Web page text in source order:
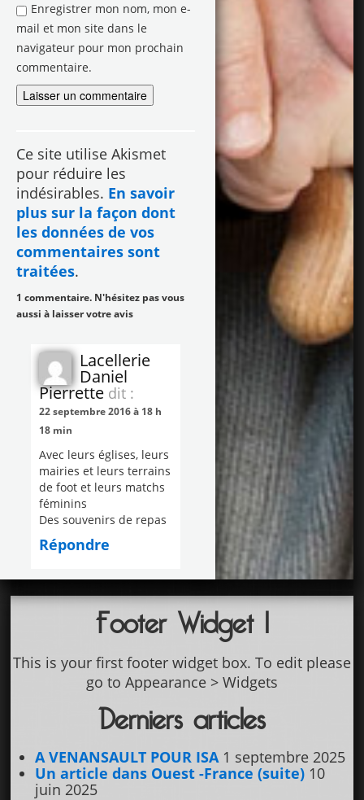
Enregistrer mon nom, mon e-
mail et mon site dans le
navigateur pour mon prochain
commentaire.
Ce site utilise Akismet
pour réduire les
indésirables. En savoir
plus sur la façon dont
les données de vos
commentaires sont
traitées.
1 commentaire. N'hésitez pas vous
aussi à laisser votre avis
Lacellerie
Daniel
Pierrette dit :
22 septembre 2016 à 18 h
18 min
Avec leurs églises, leurs
mairies et leurs terrains
de foot et leurs matchs
féminins
Des souvenirs de repas
Répondre
Footer Widget 1
This is your first footer widget box. To edit please
go to Appearance > Widgets
Derniers articles
A VENANSAULT POUR ISA 1 septembre 2025
Un article dans Ouest -France (suite) 10
juin 2025